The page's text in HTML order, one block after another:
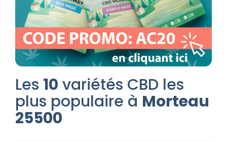
Les 10 variétés CBD les
plus populaire à Morteau
25500